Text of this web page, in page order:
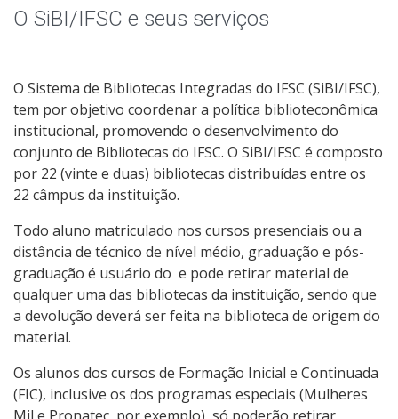
Capacitações Online
O SiBI/IFSC e seus serviços
O Sistema de Bibliotecas Integradas do IFSC (SiBI/IFSC),
tem por objetivo coordenar a política biblioteconômica
institucional, promovendo o desenvolvimento do
conjunto de Bibliotecas do IFSC. O SiBI/IFSC é composto
por 22 (vinte e duas) bibliotecas distribuídas entre os
22 câmpus da instituição.
Todo aluno matriculado nos cursos presenciais ou a
distância de técnico de nível médio, graduação e pós-
graduação é usuário do e pode retirar material de
qualquer uma das bibliotecas da instituição, sendo que
a devolução deverá ser feita na biblioteca de origem do
material.
Os alunos dos cursos de Formação Inicial e Continuada
(FIC), inclusive os dos programas especiais (Mulheres